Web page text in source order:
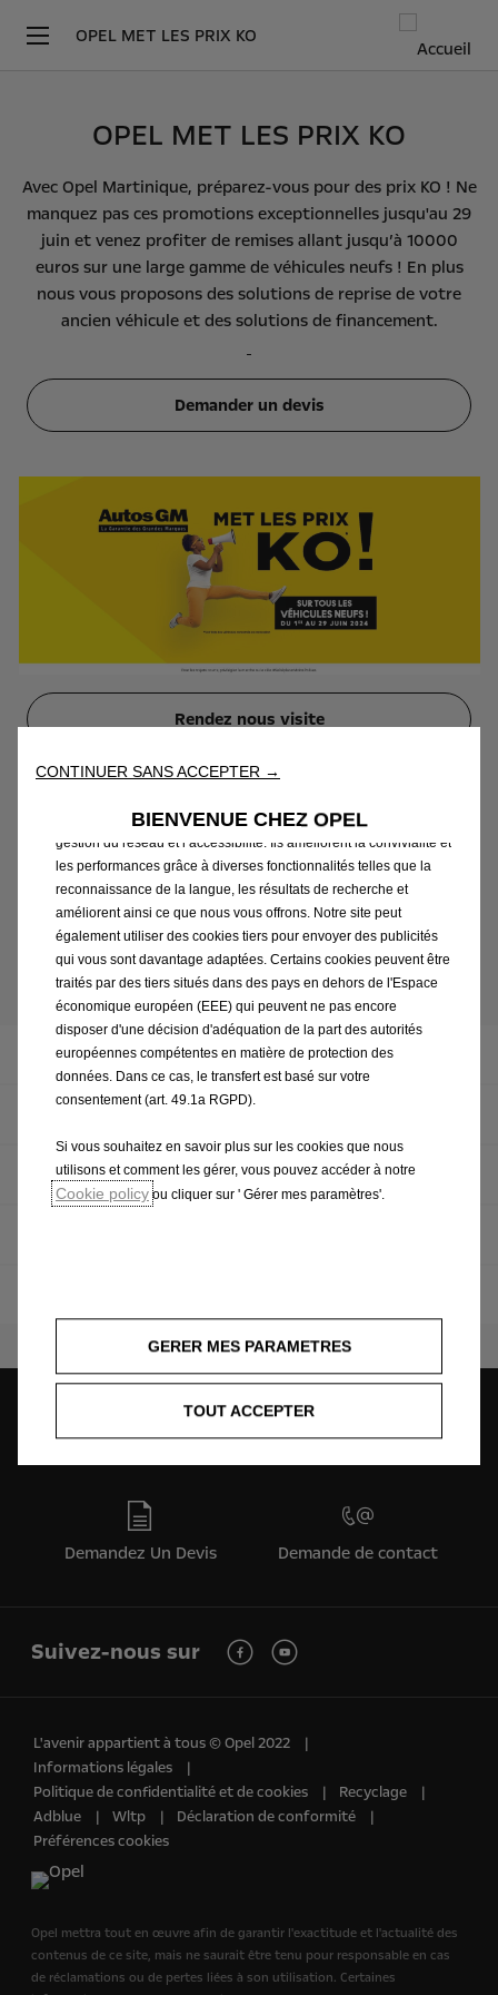
OPEL MET LES PRIX KO
OPEL MET LES PRIX KO
Avec Opel Martinique, préparez-vous pour des prix KO ! Ne
manquez pas ces promotions exceptionnelles jusqu'au 29
juin et venez profiter de remises allant jusqu’à 10000
euros sur une large gamme de véhicules neufs ! En plus
nous vous proposons des solutions de reprise de votre
ancien véhicule et des solutions de financement.
Demander un devis
Rendez nous visite
Mots-clés:TOPICS,PRODUCT NEWS
Voir plus
Blog
Faits & Chiffres
Demandez Un Devis Demande de contact
Suivez-nous sur
L'avenir appartient à tous © Opel 2022
Informations légales
Politique de confidentialité et de cookies
Recyclage
Adblue
Wltp
Déclaration de conformité
Préférences cookies
Opel mettra tout en œuvre afin de garantir l'exactitude et l'actualité des
contenus de ce site, mais ne saurait être tenu pour responsable en cas
de réclamations ou de pertes liées à son utilisation. Certaines
CONTINUER SANS ACCEPTER →
BIENVENUE CHEZ OPEL
Nous utilisons des cookies afin de vous offrir la meilleure
fournir des fonctionnalités essentielles telles que la sécurité, la
gestion du réseau et l’accessibilité. Ils améliorent la convivialité et
les performances grâce à diverses fonctionnalités telles que la
reconnaissance de la langue, les résultats de recherche et
améliorent ainsi ce que nous vous offrons. Notre site peut
également utiliser des cookies tiers pour envoyer des publicités
qui vous sont davantage adaptées. Certains cookies peuvent être
traités par des tiers situés dans des pays en dehors de l'Espace
économique européen (EEE) qui peuvent ne pas encore
disposer d'une décision d'adéquation de la part des autorités
européennes compétentes en matière de protection des
données. Dans ce cas, le transfert est basé sur votre
consentement (art. 49.1a RGPD).
Si vous souhaitez en savoir plus sur les cookies que nous
utilisons et comment les gérer, vous pouvez accéder à notre
Cookie policy ou cliquer sur ' Gérer mes paramètres'.
GERER MES PARAMETRES
TOUT ACCEPTER